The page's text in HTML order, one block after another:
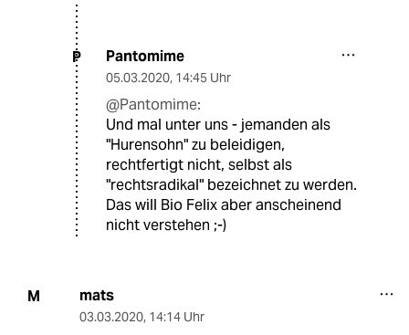
P Pantomime
05.03.2020, 14:45 Uhr
@Pantomime:
Und mal unter uns - jemanden als
"Hurensohn" zu beleidigen,
rechtfertigt nicht, selbst als
"rechtsradikal" bezeichnet zu werden.
Das will Bio Felix aber anscheinend
nicht verstehen ;-)
M mats
03.03.2020, 14:14 Uhr